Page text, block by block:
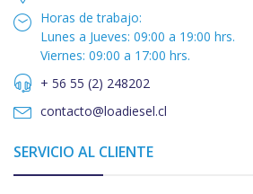
Horas de trabajo:
Lunes a Jueves: 09:00 a 19:00 hrs.
Viernes: 09:00 a 17:00 hrs.
+ 56 55 (2) 248202
contacto@loadiesel.cl
SERVICIO AL CLIENTE